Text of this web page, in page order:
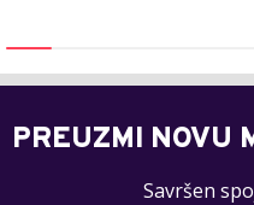
PREUZMI NOVU
Savršen